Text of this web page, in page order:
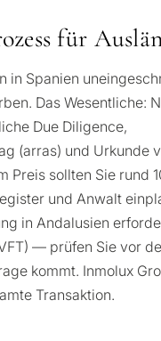
für
in Spanien
Das Wesentliche:
Due Diligence,
(arras) und Urkunde
Preis sollten Sie rund
und Anwalt
in Andalusien
— prüfen Sie vor
kommt. Inmolux
Transaktion.